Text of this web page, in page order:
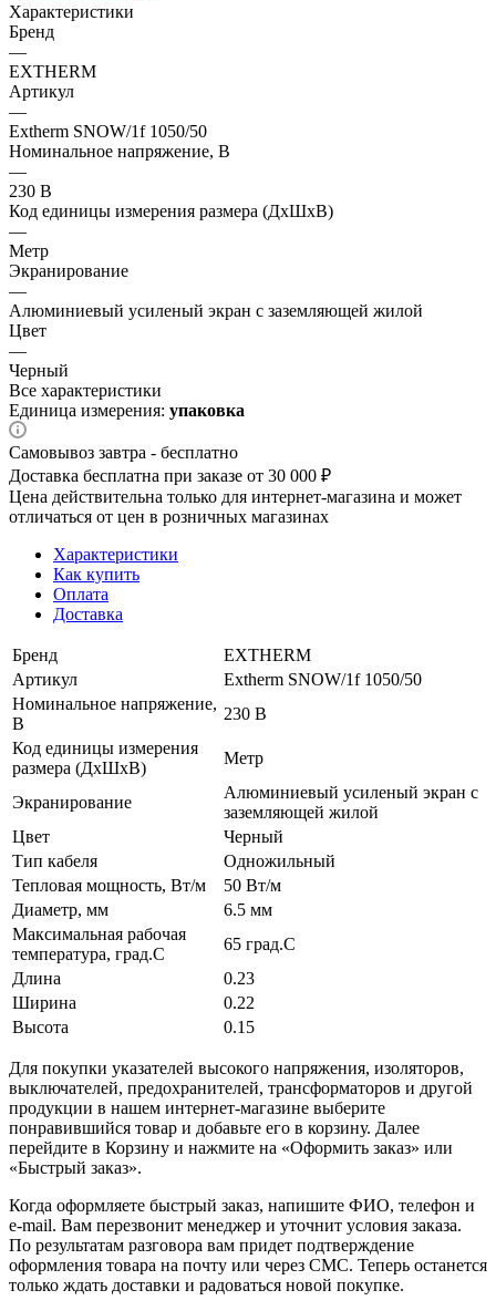
Характеристики
Бренд
—
EXTHERM
Артикул
—
Extherm SNOW/1f 1050/50
Номинальное напряжение, В
—
230 В
Код единицы измерения размера (ДхШхВ)
—
Метр
Экранирование
—
Алюминиевый усиленый экран с заземляющей жилой
Цвет
—
Черный
Все характеристики
Единица измерения: упаковка
Самовывоз завтра - бесплатно
Доставка бесплатна при заказе от 30 000 ₽
Цена действительна только для интернет-магазина и может
отличаться от цен в розничных магазинах
Характеристики
Как купить
Оплата
Доставка
Бренд
EXTHERM
Артикул
Extherm SNOW/1f 1050/50
Номинальное напряжение,
В
230 В
Код единицы измерения
размера (ДхШхВ)
Метр
Экранирование
Алюминиевый усиленый экран с
заземляющей жилой
Цвет
Черный
Тип кабеля
Одножильный
Тепловая мощность, Вт/м
50 Вт/м
Диаметр, мм
6.5 мм
Максимальная рабочая
температура, град.C
65 град.C
Длина
0.23
Ширина
0.22
Высота
0.15
Для покупки указателей высокого напряжения, изоляторов,
выключателей, предохранителей, трансформаторов и другой
продукции в нашем интернет-магазине выберите
понравившийся товар и добавьте его в корзину. Далее
перейдите в Корзину и нажмите на «Оформить заказ» или
«Быстрый заказ».
Когда оформляете быстрый заказ, напишите ФИО, телефон и
e-mail. Вам перезвонит менеджер и уточнит условия заказа.
По результатам разговора вам придет подтверждение
оформления товара на почту или через СМС. Теперь останется
только ждать доставки и радоваться новой покупке.